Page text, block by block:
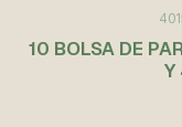
10 BOLSA DE